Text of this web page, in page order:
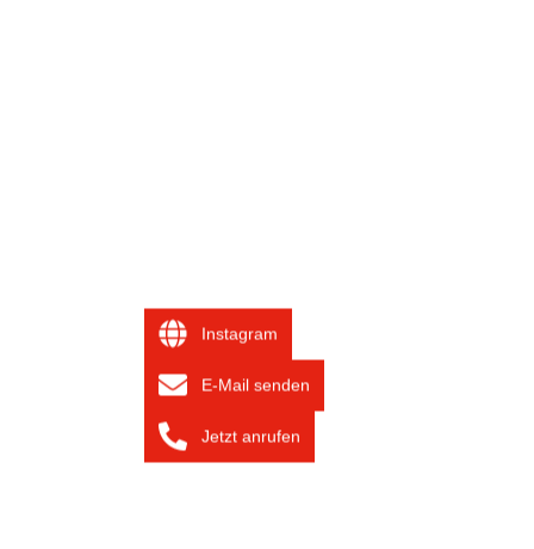
Instagram
E-Mail senden
Jetzt anrufen